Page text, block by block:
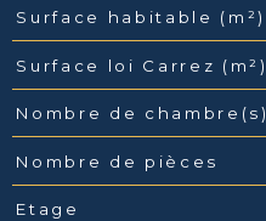
Surface habitable (m²)
Surface loi Carrez (m²)
Nombre de chambre(s)
Nombre de pièces
Etage